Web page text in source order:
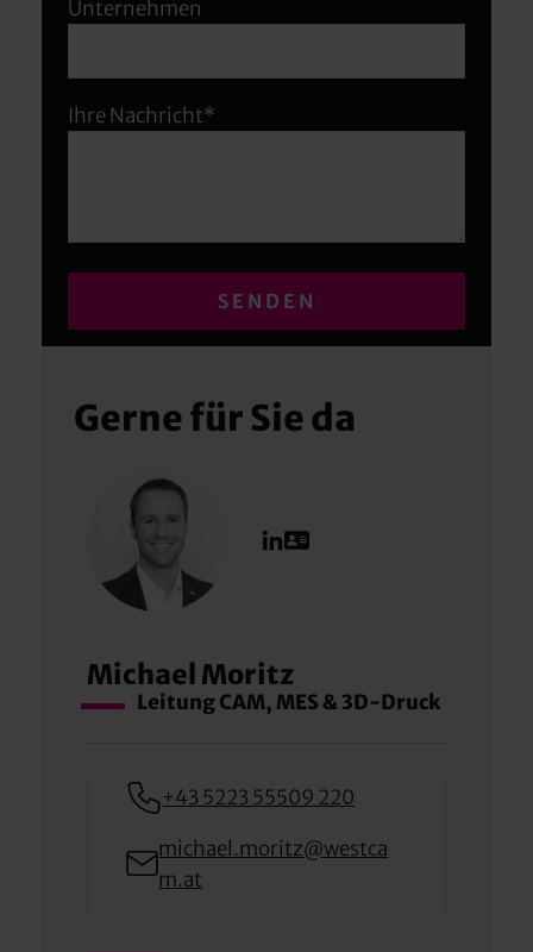
Unternehmen
Ihre Nachricht*
Gerne für Sie da
Michael Moritz
Leitung CAM, MES & 3D-Druck
+43 5223 55509 220
michael.moritz@westca
m.at